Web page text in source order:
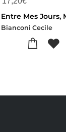
Bianconi Cecile